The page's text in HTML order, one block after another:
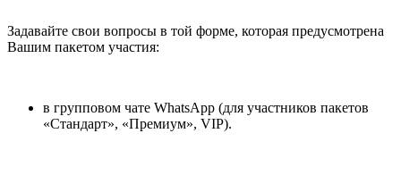
Задавайте свои вопросы в той форме, которая предусмотрена
Вашим пакетом участия:
в групповом чате WhatsApp (для участников пакетов
«Стандарт», «Премиум», VIP).